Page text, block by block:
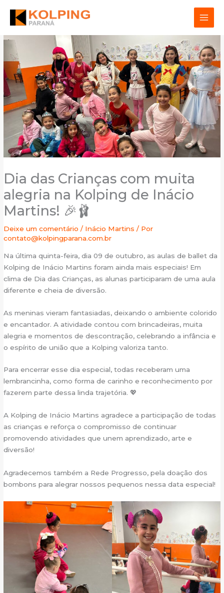
conteúdo
Dia das Crianças com muita
alegria na Kolping de Inácio
Martins! 🎉🩰
Deixe um comentário / Inácio Martins / Por
contato@kolpingparana.com.br
Na última quinta-feira, dia 09 de outubro, as aulas de ballet da
Kolping de Inácio Martins foram ainda mais especiais! Em
clima de Dia das Crianças, as alunas participaram de uma aula
diferente e cheia de diversão.
As meninas vieram fantasiadas, deixando o ambiente colorido
e encantador. A atividade contou com brincadeiras, muita
alegria e momentos de descontração, celebrando a infância e
o espírito de união que a Kolping valoriza tanto.
Para encerrar esse dia especial, todas receberam uma
lembrancinha, como forma de carinho e reconhecimento por
fazerem parte dessa linda trajetória. 💖
A Kolping de Inácio Martins agradece a participação de todas
as crianças e reforça o compromisso de continuar
promovendo atividades que unem aprendizado, arte e
diversão!
Agradecemos também a Rede Progresso, pela doação dos
bombons para alegrar nossos pequenos nessa data especial!